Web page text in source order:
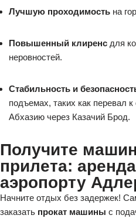
Лучшую проходимость на
Повышенный клиренс для
неровностей.
Стабильность и
подъемах, таких как перевал
Абхазию через Казачий Брод.
Получите
прилета:
аэропорту
Начните отдых без задержек!
заказать прокат машины с